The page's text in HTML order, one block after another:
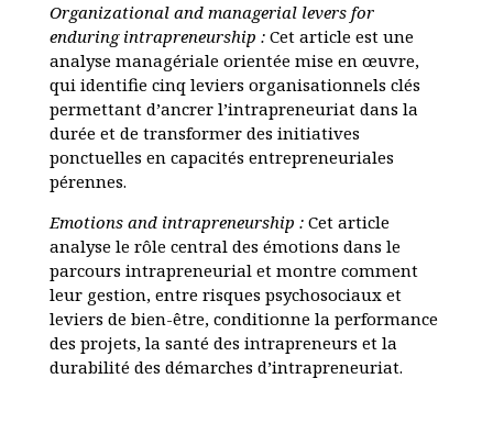
Organizational and managerial levers for
enduring intrapreneurship :Cet article est une
analyse managériale orientée mise en œuvre,
qui identifie cinq leviers organisationnels clés
permettant d’ancrer l’intrapreneuriat dans la
durée et de transformer des initiatives
ponctuelles en capacités entrepreneuriales
pérennes.
Emotions and intrapreneurship :Cet article
analyse le rôle central des émotions dans le
parcours intrapreneurial et montre comment
leur gestion, entre risques psychosociaux et
leviers de bien-être, conditionne la performance
des projets, la santé des intrapreneurs et la
durabilité des démarches d’intrapreneuriat.